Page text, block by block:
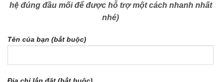
hệ đúng đầu mối để được hỗ trợ một cách nhanh nhất
nhé)
Tên của bạn (bắt buộc)